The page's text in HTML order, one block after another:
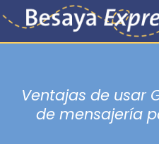
Ventajas de usar
de mensajería